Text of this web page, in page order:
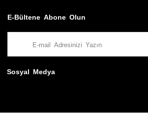
E-Bültene Abone Olun
Sosyal Medya